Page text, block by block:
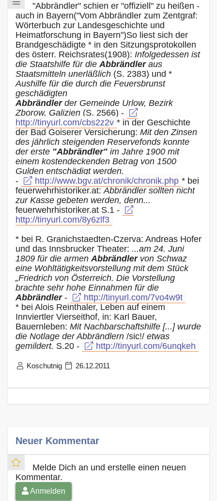
"Abbrändler" schien er "offiziell" zu heißen -
auch in Bayern("Vom Abbrändler zum Zentgraf:
Wörterbuch zur Landesgeschichte und
Heimatforschung in Bayern")So liest sich der
Brandgeschädigte * in den Sitzungsprotokollen
des österr. Reichsrates(1908): Infolgedessen ist
die Staatshilfe für die Abbrändleraus
Staatsmitteln unerläßlich (S. 2383) und *
Aushilfe für die durch die Feuersbrunst
geschädigten
Abbrändlerder Gemeinde Urlow, Bezirk
Zborow, Galizien (S. 2566) -
http://tinyurl.com/cbs2z2v * in der Geschichte
der Bad Goiserer Versicherung: Mit den Zinsen
des jährlich steigenden Reservefonds konnte
der erste "Abbrändler" im Jahre 1900 mit
einem kostendeckenden Betrag von 1500
Gulden entschädigt werden.
-
http://www.bgv.at/chronik/chronik.php * bei
feuerwehrhistoriker.at: Abbrändler sollten nicht
zur Kasse gebeten werden, denn...
feuerwehrhistoriker.at S.1 -
http://tinyurl.com/8y6zlf3
* bei R. Granichstaedten-Czerva: Andreas Hofer
und das Innsbrucker Theater: ...am 24. Juni
1809 für die armen Abbrändlervon Schwaz
eine Wohltätigkeitsvorstellung mit dem Stück
„Friedrich von Österreich. Die Vorstellung
brachte sehr hohe Einnahmen für die
Abbrändler -
http://tinyurl.com/7vo4w9t
* bei Alois Reinthaler, Leben auf einem
Innviertler Vierseithof, in: Karl Bauer,
Bauernleben: Mit Nachbarschaftshilfe [...] wurde
die Notlage der Abbrändlern /sic!/ etwas
gemildert. S.20 - http://tinyurl.com/6unqkeh
Koschutnig 26.12.2011
Neuer Kommentar
Melde Dich an und erstelle einen neuen
Kommentar.
Anmelden